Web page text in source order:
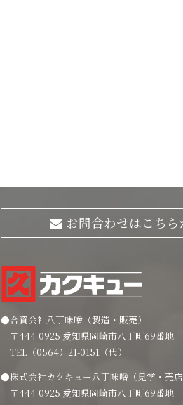
お問合わせはこちら
●合資会社八丁味噌（製造・販売）
〒444-0925 愛知県岡崎市八丁町69番地
TEL（0564）21-0151（代）
●株式会社カクキュー八丁味噌（見学・売店
〒444-0925 愛知県岡崎市八丁町69番地